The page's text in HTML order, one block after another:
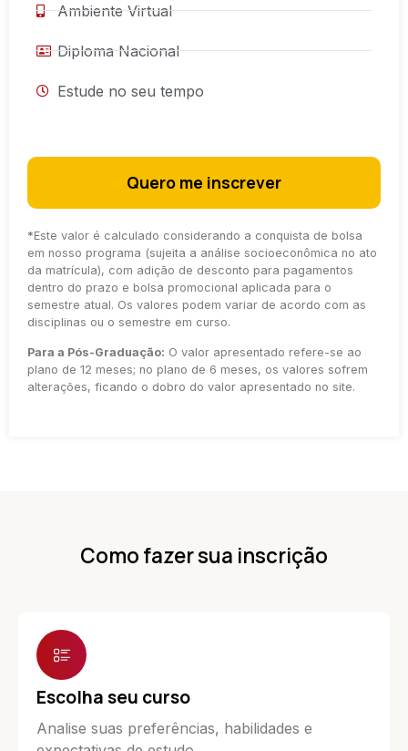
Ambiente Virtual
Diploma Nacional
Estude no seu tempo
Quero me inscrever
*Este valor é calculado considerando a conquista de bolsa
em nosso programa (sujeita a análise socioeconômica no ato
da matrícula), com adição de desconto para pagamentos
dentro do prazo e bolsa promocional aplicada para o
semestre atual. Os valores podem variar de acordo com as
disciplinas ou o semestre em curso.
Para a Pós-Graduação: O valor apresentado refere-se ao
plano de 12 meses; no plano de 6 meses, os valores sofrem
alterações, ficando o dobro do valor apresentado no site.
Como fazer sua inscrição
Escolha seu curso
Analise suas preferências, habilidades e